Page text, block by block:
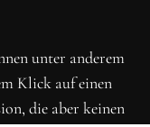
unter anderem
Klick auf einen
die aber keinen